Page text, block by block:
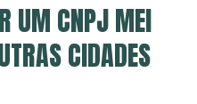
UM CNPJ MEI
CIDADES